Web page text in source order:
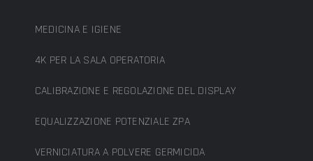
MEDICINA E IGIENE
4K PER LA SALA OPERATORIA
CALIBRAZIONE E REGOLAZIONE DEL DISPLAY
EQUALIZZAZIONE POTENZIALE ZPA
VERNICIATURA A POLVERE GERMICIDA